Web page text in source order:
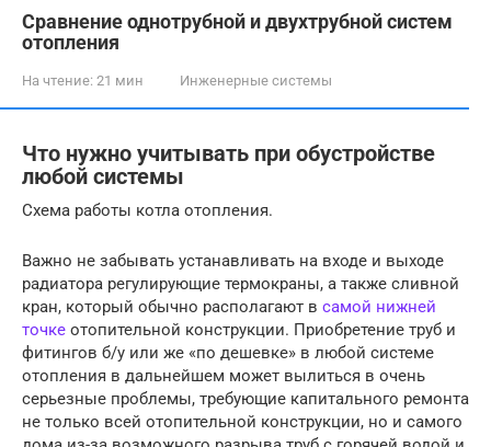
Сравнение однотрубной и двухтрубной систем
отопления
На чтение: 21 мин Инженерные системы
Что нужно учитывать при обустройстве
любой системы
Схема работы котла отопления.
Важно не забывать устанавливать на входе и выходе
радиатора регулирующие термокраны, а также сливной
кран, который обычно располагают в самой нижней
точке отопительной конструкции. Приобретение труб и
фитингов б/у или же «по дешевке» в любой системе
отопления в дальнейшем может вылиться в очень
серьезные проблемы, требующие капитального ремонта
не только всей отопительной конструкции, но и самого